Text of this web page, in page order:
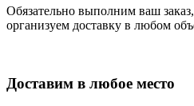
Обязательно выполним ваш
организуем доставку в любом
Доставим в любое место